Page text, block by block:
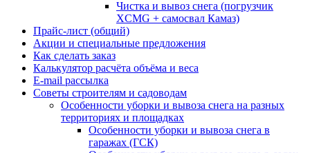
Чистка и вывоз снега (погрузчик
XCMG + самосвал Камаз)
Прайс-лист (общий)
Акции и специальные предложения
Как сделать заказ
Калькулятор расчёта объёма и веса
E-mail рассылка
Советы строителям и садоводам
Особенности уборки и вывоза снега на разных
территориях и площадках
Особенности уборки и вывоза снега в
гаражах (ГСК)